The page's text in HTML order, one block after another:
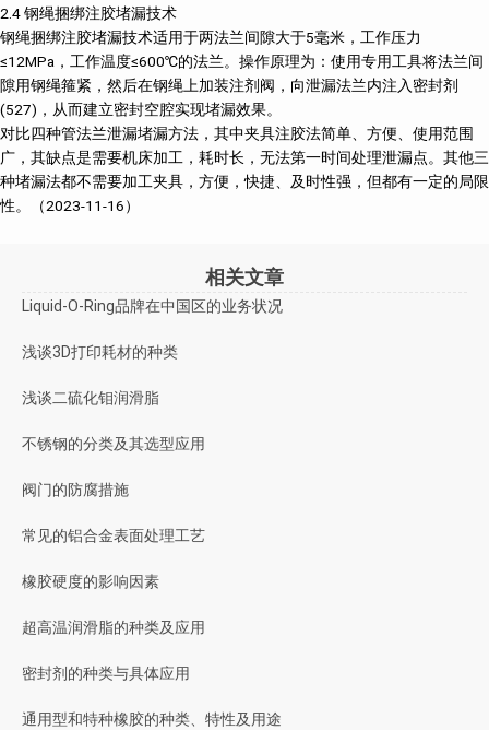
2.4 钢绳捆绑注胶堵漏技术
钢绳捆绑注胶堵漏技术适用于两法兰间隙大于5毫米，工作压力
≤12MPa，工作温度≤600℃的法兰。操作原理为：使用专用工具将法兰间
隙用钢绳箍紧，然后在钢绳上加装注剂阀，向泄漏法兰内注入密封剂
(527)，从而建立密封空腔实现堵漏效果。
对比四种管法兰泄漏堵漏方法，其中夹具注胶法简单、方便、使用范围
广，其缺点是需要机床加工，耗时长，无法第一时间处理泄漏点。其他三
种堵漏法都不需要加工夹具，方便，快捷、及时性强，但都有一定的局限
性。（2023-11-16）
相关文章
Liquid-O-Ring品牌在中国区的业务状况
浅谈3D打印耗材的种类
浅谈二硫化钼润滑脂
不锈钢的分类及其选型应用
阀门的防腐措施
常见的铝合金表面处理工艺
橡胶硬度的影响因素
超高温润滑脂的种类及应用
密封剂的种类与具体应用
通用型和特种橡胶的种类、特性及用途